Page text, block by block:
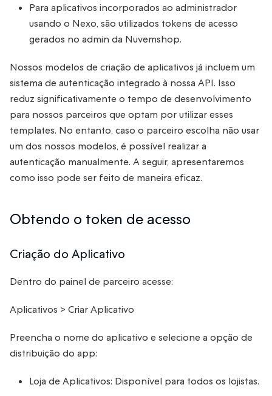
Para aplicativos incorporados ao administrador
usando o Nexo, são utilizados tokens de acesso
gerados no admin da Nuvemshop.
Nossos modelos de criação de aplicativos já incluem um
sistema de autenticação integrado à nossa API. Isso
reduz significativamente o tempo de desenvolvimento
para nossos parceiros que optam por utilizar esses
templates. No entanto, caso o parceiro escolha não usar
um dos nossos modelos, é possível realizar a
autenticação manualmente. A seguir, apresentaremos
como isso pode ser feito de maneira eficaz.
Obtendo o token de acesso
Criação do Aplicativo
Dentro do painel de parceiro acesse:
Aplicativos > Criar Aplicativo
Preencha o nome do aplicativo e selecione a opção de
distribuição do app:
Loja de Aplicativos: Disponível para todos os lojistas.